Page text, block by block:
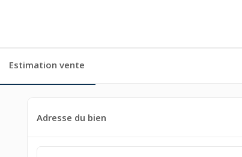
Estimation vente
Adresse du bien